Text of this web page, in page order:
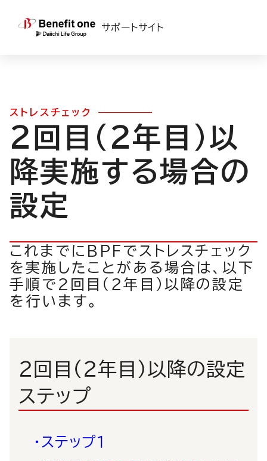
サポートサイト
機能＆操作ガイド一覧
> ストレスチェックmentestep1
ストレスチェック
2回目（2年目）以
降実施する場合の
設定
これまでにBPFでストレスチェック
を実施したことがある場合は、以下
手順で2回目（２年目）以降の設定
を行います。
２回目（２年目）以降の設定
ステップ
・ステップ１